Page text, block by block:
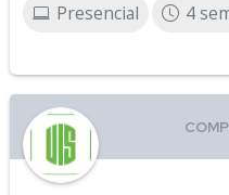
Presencial 4